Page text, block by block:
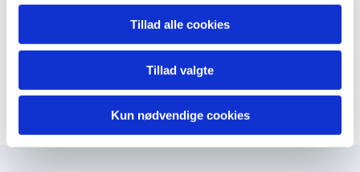
Tillad alle cookies
Tillad valgte
Kun nødvendige cookies